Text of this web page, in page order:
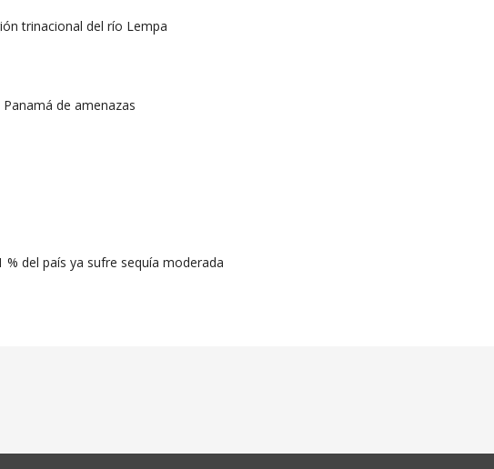
trinacional del río Lempa
de amenazas
del país ya sufre sequía moderada